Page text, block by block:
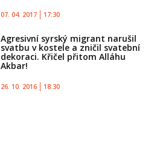
07. 04. 2017 17:30
Agresivní syrský migrant narušil
svatbu v kostele a zničil svatební
dekoraci. Křičel přitom Alláhu
Akbar!
26. 10. 2016 18:30